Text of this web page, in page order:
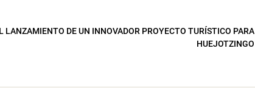
LANZAMIENTO DE UN INNOVADOR PROYECTO TURÍSTICO PARA
HUEJOTZINGO